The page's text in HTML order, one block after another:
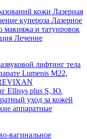
кожи Лазерная
купероза Лазерное
макияжа и татуировок
Лечение
лифтинг тела
Lumenis M22,
Ellisys plus S, Ю.
уход за кожей
аппаратные
вагинальное